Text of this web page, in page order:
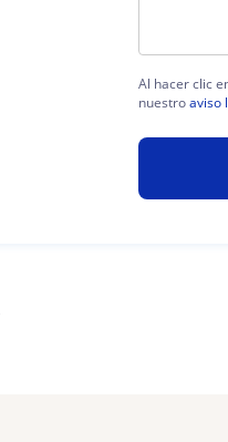
Al hacer clic
nuestroaviso